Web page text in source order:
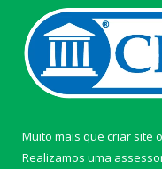
Muito mais que criar site
Realizamos uma